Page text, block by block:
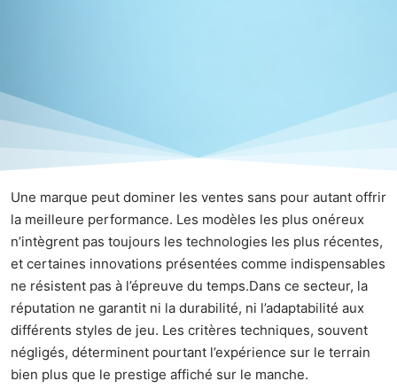
Une marque peut dominer les ventes sans pour autant offrir
la meilleure performance. Les modèles les plus onéreux
n’intègrent pas toujours les technologies les plus récentes,
et certaines innovations présentées comme indispensables
ne résistent pas à l’épreuve du temps.Dans ce secteur, la
réputation ne garantit ni la durabilité, ni l’adaptabilité aux
différents styles de jeu. Les critères techniques, souvent
négligés, déterminent pourtant l’expérience sur le terrain
bien plus que le prestige affiché sur le manche.